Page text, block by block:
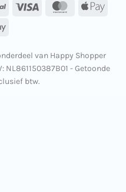
PayPal Visa MasterCardApple
Google
van Happy Shopper
NL861150387B01 - Getoonde
btw.